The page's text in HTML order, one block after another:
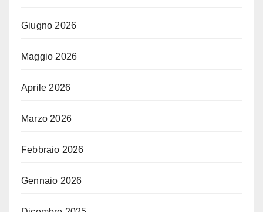
Giugno 2026
Maggio 2026
Aprile 2026
Marzo 2026
Febbraio 2026
Gennaio 2026